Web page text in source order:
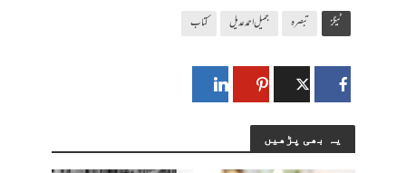
ٹیگز تبصرہ جمیل احمد عدیل کتاب
یہ بھی پڑھیں